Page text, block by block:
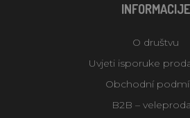
INFORMACIJE
O društvu
Uvjeti isporuke
Obchodní
B2B –